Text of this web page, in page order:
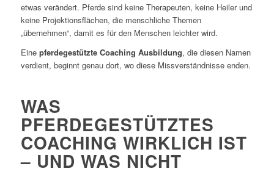
etwas verändert. Pferde sind keine Therapeuten, keine Heiler und
keine Projektionsflächen, die menschliche Themen
„übernehmen“, damit es für den Menschen leichter wird.
Eine pferdegestützte Coaching Ausbildung, die diesen Namen
verdient, beginnt genau dort, wo diese Missverständnisse enden.
WAS
PFERDEGESTÜTZTES
COACHING WIRKLICH IST
– UND WAS NICHT